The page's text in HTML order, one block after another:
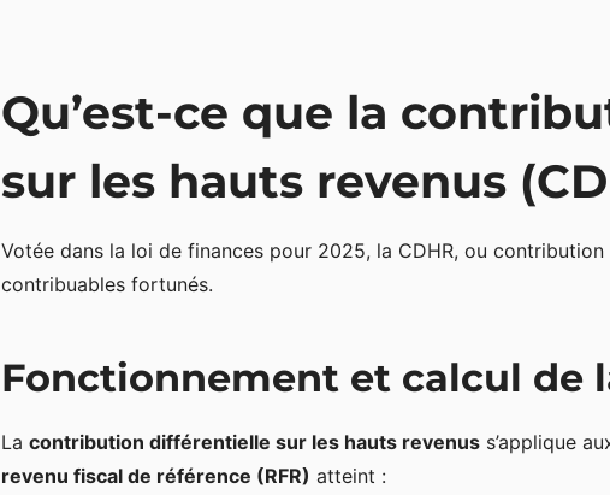
Qu’est-ce que la
sur les hauts revenus
Votée dans la loi de finances pour 2025, la CDHR, ou
contribuables fortunés.
Fonctionnement et calcul de
Lacontribution différentielle sur les hauts revenus s’applique
revenu fiscal de référence (RFR) atteint :